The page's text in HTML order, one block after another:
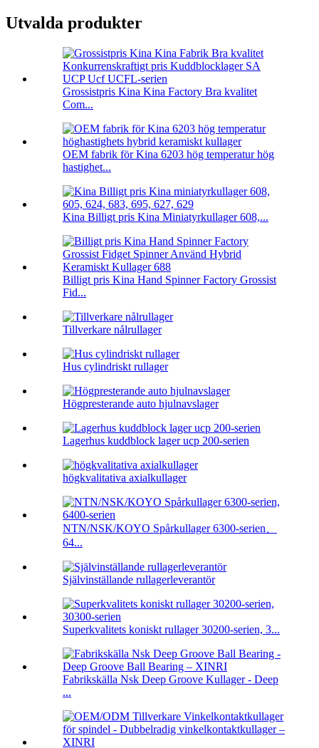
Utvalda produkter
Grossistpris Kina Kina Factory Bra kvalitet
Com...
OEM fabrik för Kina 6203 hög temperatur hög
hastighet...
Kina Billigt pris Kina Miniatyrkullager 608,...
Billigt pris Kina Hand Spinner Factory Grossist
Fid...
Tillverkare nålrullager
Hus cylindriskt rullager
Högpresterande auto hjulnavslager
Lagerhus kuddblock lager ucp 200-serien
högkvalitativa axialkullager
NTN/NSK/KOYO Spårkullager 6300-serien、
64...
Självinställande rullagerleverantör
Superkvalitets koniskt rullager 30200-serien, 3...
Fabrikskälla Nsk Deep Groove Kullager - Deep
...